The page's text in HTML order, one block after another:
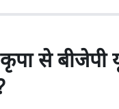
से बीजेपी